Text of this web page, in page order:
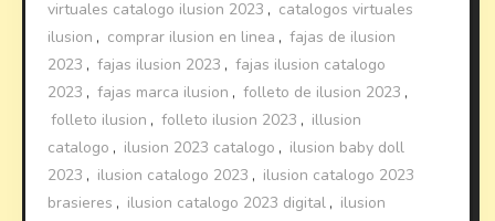
virtuales catalogo ilusion 2023 , catalogos virtuales
ilusion , comprar ilusion en linea , fajas de ilusion
2023 , fajas ilusion 2023 , fajas ilusion catalogo
2023 , fajas marca ilusion , folleto de ilusion 2023 ,
folleto ilusion , folleto ilusion 2023 , illusion
catalogo , ilusion 2023 catalogo , ilusion baby doll
2023 , ilusion catalogo 2023 , ilusion catalogo 2023
brasieres , ilusion catalogo 2023 digital , ilusion